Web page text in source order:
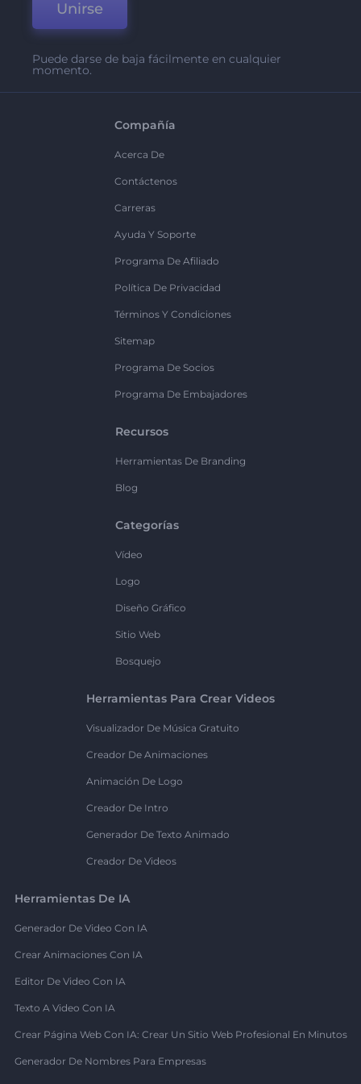
Unirse
Puede darse de baja fácilmente en cualquier
momento.
Compañía
Acerca De
Contáctenos
Carreras
Ayuda Y Soporte
Programa De Afiliado
Política De Privacidad
Términos Y Condiciones
Sitemap
Programa De Socios
Programa De Embajadores
Recursos
Herramientas De Branding
Blog
Categorías
Vídeo
Logo
Diseño Gráfico
Sitio Web
Bosquejo
Herramientas Para Crear Videos
Visualizador De Música Gratuito
Creador De Animaciones
Animación De Logo
Creador De Intro
Generador De Texto Animado
Creador De Videos
Herramientas De IA
Generador De Video Con IA
Crear Animaciones Con IA
Editor De Video Con IA
Texto A Video Con IA
Crear Página Web Con IA: Crear Un Sitio Web Profesional En Minutos
Generador De Nombres Para Empresas